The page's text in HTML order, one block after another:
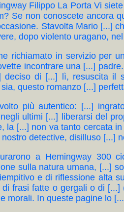
Filippo La Porta Vi
Se non conoscete ancora
Stavolta Mario [...]
dopo violento uragano,
richiamato in servizio per
incontrare una [...]
deciso di [...] lì, resuscita il
questo romanzo [...]
più autentico: [...]
ultimi [...] liberarsi del
la [...] non va tanto cercata
detective, disilluso [...]
a Hemingway 300
sulla natura umana, [...]
e di riflessione alta
di frasi fatte o gergali o di
morali. In queste pagine lo